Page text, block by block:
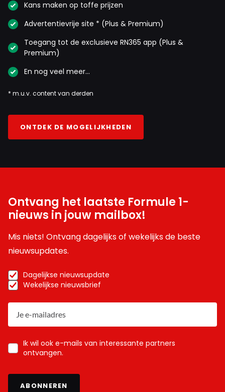
Kans maken op toffe prijzen
Advertentievrije site * (Plus & Premium)
Toegang tot de exclusieve RN365 app (Plus &
Premium)
En nog veel meer…
* m.u.v. content van derden
ONTDEK DE MOGELIJKHEDEN
Ontvang het laatste Formule 1-
nieuws in jouw mailbox!
Mis niets! Ontvang dagelijks of wekelijks de beste
nieuwsupdates.
Dagelijkse nieuwsupdate
Wekelijkse nieuwsbrief
Ik wil ook e-mails van interessante partners
ontvangen.
ABONNEREN